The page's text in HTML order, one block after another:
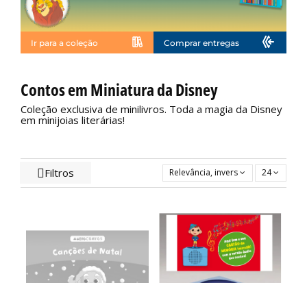
Ir para a coleção Comprar entregas
Contos em Miniatura da Disney
Coleção exclusiva de minilivros. Toda a magia da Disney
em minijoias literárias!
Filtros Relevância, inversa 24